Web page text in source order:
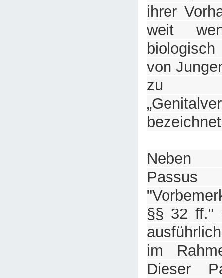
ihrer
weit
von
zu
Neben
§§ 32 ff."
im
Dieser